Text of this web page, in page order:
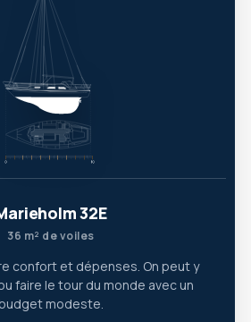
32E
36 m² de voiles
confort et dépenses. On peut y
faire le tour du monde avec un
modeste.